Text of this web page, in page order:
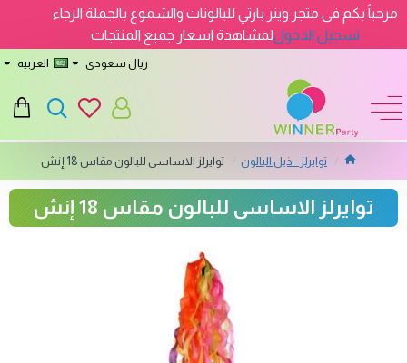
مرحباً بكم فى متجر وينر بارتي للبالونات والشموع بالجملة الرجاء
تسجيل الدخوللمشاهدة اسعار جميع المنتجات
ريال سعودى العربيه
توايرلز - ذيل البالون توايرلز الاساسى للبالون مقاس 18 إنش
توايرلز الاساسى للبالون مقاس 18 إنش